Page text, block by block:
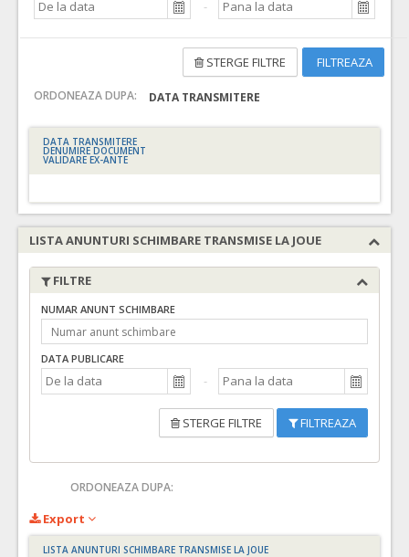
FILTREAZA
STERGE FILTRE
ORDONEAZA DUPA: DATA TRANSMITERE
DATA TRANSMITERE
DENUMIRE DOCUMENT
VALIDARE EX-ANTE
LISTA ANUNTURI SCHIMBARE TRANSMISE LA JOUE
FILTRE
NUMAR ANUNT SCHIMBARE
DATA PUBLICARE
STERGE FILTRE FILTREAZA
ORDONEAZA DUPA:
Export
LISTA ANUNTURI SCHIMBARE TRANSMISE LA JOUE